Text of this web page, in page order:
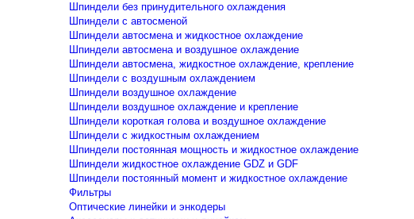
Шпиндели без принудительного охлаждения
Шпиндели с автосменой
Шпиндели автосмена и жидкостное охлаждение
Шпиндели автосмена и воздушное охлаждение
Шпиндели автосмена, жидкостное охлаждение, крепление
Шпиндели с воздушным охлаждением
Шпиндели воздушное охлаждение
Шпиндели воздушное охлаждение и крепление
Шпиндели короткая голова и воздушное охлаждение
Шпиндели с жидкостным охлаждением
Шпиндели постоянная мощность и жидкостное охлаждение
Шпиндели жидкостное охлаждение GDZ и GDF
Шпиндели постоянный момент и жидкостное охлаждение
Фильтры
Оптические линейки и энкодеры